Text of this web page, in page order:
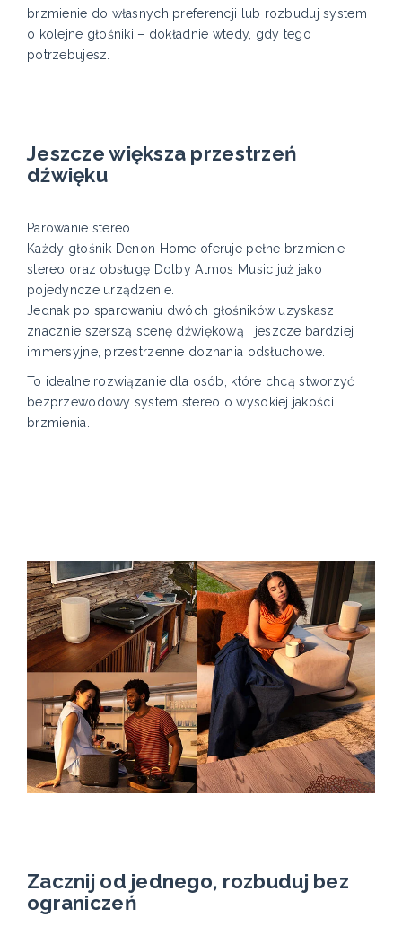
brzmienie do własnych preferencji lub rozbuduj system
o kolejne głośniki – dokładnie wtedy, gdy tego
potrzebujesz.
Jeszcze większa przestrzeń
dźwięku
Parowanie stereo
Każdy głośnik Denon Home oferuje pełne brzmienie
stereo oraz obsługę Dolby Atmos Music już jako
pojedyncze urządzenie.
Jednak po sparowaniu dwóch głośników uzyskasz
znacznie szerszą scenę dźwiękową i jeszcze bardziej
immersyjne, przestrzenne doznania odsłuchowe.
To idealne rozwiązanie dla osób, które chcą stworzyć
bezprzewodowy system stereo o wysokiej jakości
brzmienia.
Zacznij od jednego, rozbuduj bez
ograniczeń